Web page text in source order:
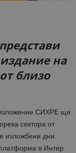
на
близо
СИХРЕ ще
сектора от
изложбени дни
в Интер